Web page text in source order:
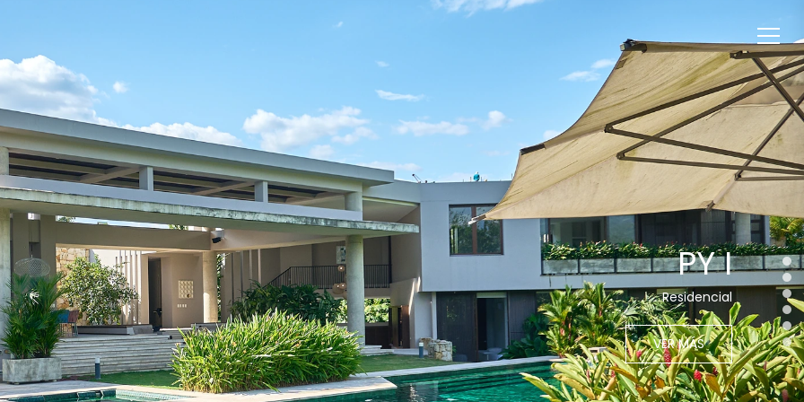
PY I
Residencial
VER MÁS